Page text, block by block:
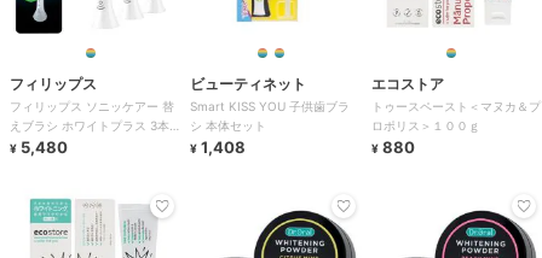
フィリップス
フィリップス ソニッケアー 替
えブラシ ホワイトプラス 3本
組 ホワイト
¥ 5,480
ビューティネット
Smart KISS YOU 子供歯ブラ
シ 本体セット
¥ 1,408
エコストア
トゥースペースト＜マヌカ＆プ
ロポリス＞１００ｇ
¥ 880